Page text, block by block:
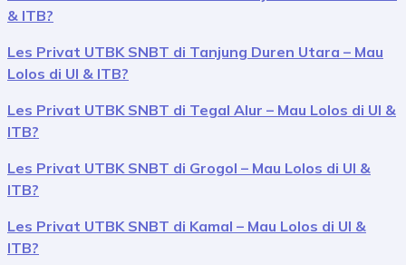
& ITB?
Les Privat UTBK SNBT di Tanjung Duren Utara – Mau
Lolos di UI & ITB?
Les Privat UTBK SNBT di Tegal Alur – Mau Lolos di UI &
ITB?
Les Privat UTBK SNBT di Grogol – Mau Lolos di UI &
ITB?
Les Privat UTBK SNBT di Kamal – Mau Lolos di UI &
ITB?